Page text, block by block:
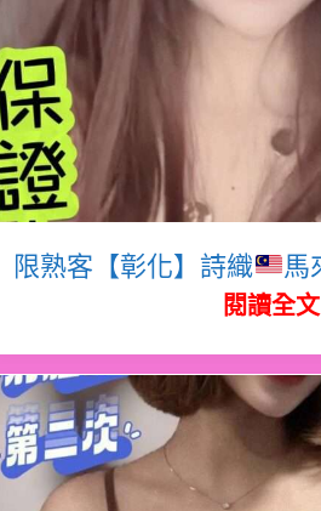
限熟客【彰化】詩織 馬
閱讀全文